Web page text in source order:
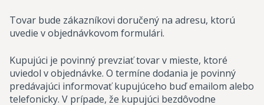
Tovar bude zákazníkovi doručený na adresu, ktorú
uvedie v objednávkovom formulári.
Kupujúci je povinný prevziať tovar v mieste, ktoré
uviedol v objednávke. O termíne dodania je povinný
predávajúci informovať kupujúceho buď emailom alebo
telefonicky. V prípade, že kupujúci bezdôvodne